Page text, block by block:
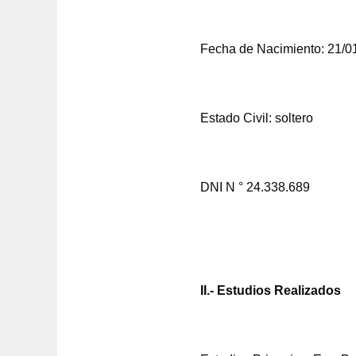
Fecha de Nacimiento: 21/
Estado Civil: soltero
DNI N ° 24.338.689
II.- Estudios Realizados